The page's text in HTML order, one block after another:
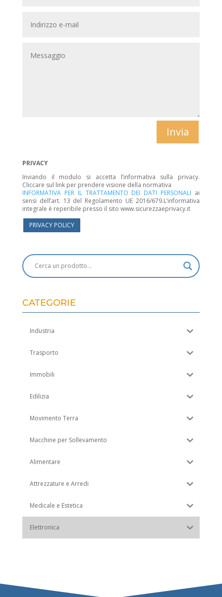
Invia
PRIVACY
Inviando il modulo si accetta l’informativa sulla privacy.
Cliccare sul link per prendere visione della normativa
INFORMATIVA PER IL TRATTAMENTO DEI DATI PERSONALI ai
sensi dell’art. 13 del Regolamento UE 2016/679.L’informativa
integrale è reperibile presso il sito www.sicurezzaeprivacy.it
PRIVACY POLICY
CATEGORIE
Industria
Trasporto
Immobili
Edilizia
Movimento Terra
Macchine per Sollevamento
Alimentare
Attrezzature e Arredi
Medicale e Estetica
Elettronica